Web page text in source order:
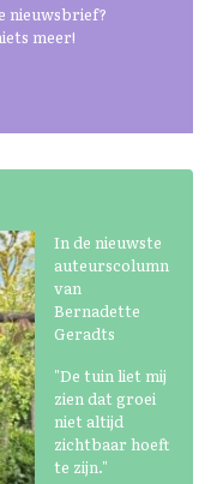
nieuwsbrief?
meer!
In de nieuwste
auteurscolumn
van
Bernadette
Geradts
"De tuin liet mij
zien dat groei
niet altijd
zichtbaar hoeft
te zijn."